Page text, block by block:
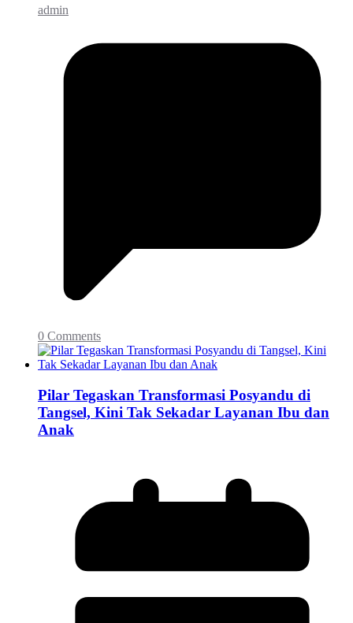
admin
0 Comments
Pilar Tegaskan Transformasi Posyandu di
Tangsel, Kini Tak Sekadar Layanan Ibu dan
Anak